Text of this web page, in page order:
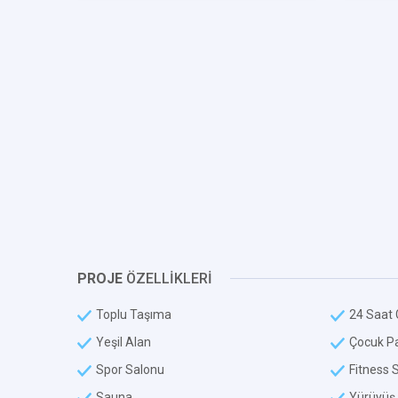
PROJE ÖZELLİKLERİ
Toplu Taşıma
24 Saat
Yeşil Alan
Çocuk
Spor Salonu
Fitness